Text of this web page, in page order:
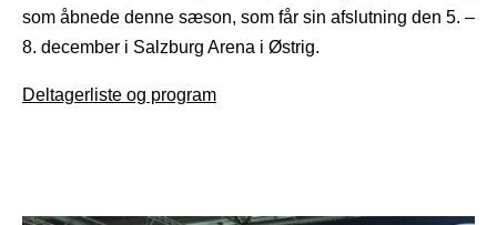
som åbnede denne sæson, som får sin afslutning den 5. –
8. december i Salzburg Arena i Østrig.
Deltagerliste og program